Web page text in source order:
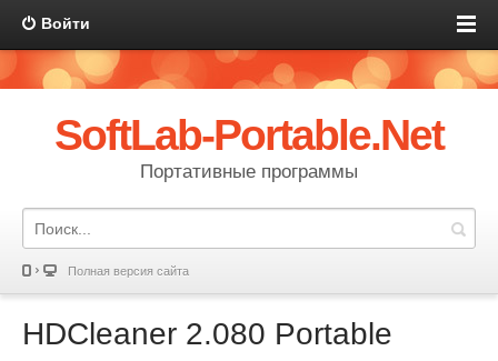
Войти
SoftLab-Portable.Net
Портативные программы
Полная версия сайта
HDCleaner 2.080 Portable